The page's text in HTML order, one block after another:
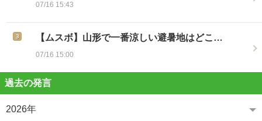
07/16 15:43
【ムスボ】山形で一番涼しい避暑地はどこ…
07/16 15:00
過去の発言
2026年